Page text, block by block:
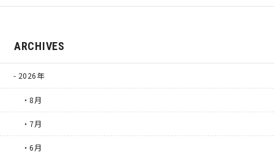
ARCHIVES
2026年
・8月
・7月
・6月